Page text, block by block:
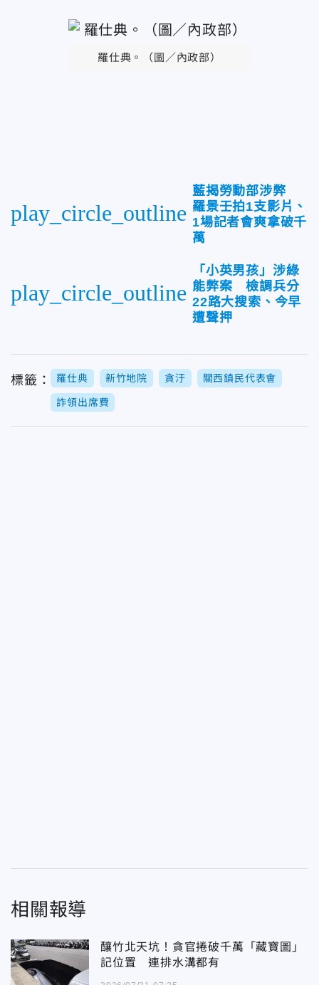
羅仕典。（圖／內政部）
play_circle_outline
藍揭勞動部涉弊
羅景壬拍1支影片、
1場記者會爽拿破千
萬
play_circle_outline
「小英男孩」涉綠
能弊案 檢調兵分
22路大搜索、今早
遭聲押
標籤： 羅仕典 新竹地院 貪汙 關西鎮民代表會
詐領出席費
相關報導
釀竹北天坑！貪官捲破千萬「藏寶圖」
記位置 連排水溝都有